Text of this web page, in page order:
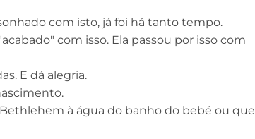
com isto, já foi há tanto tempo.
com isso. Ela passou por isso com
E dá alegria.
à água do banho do bebé ou que